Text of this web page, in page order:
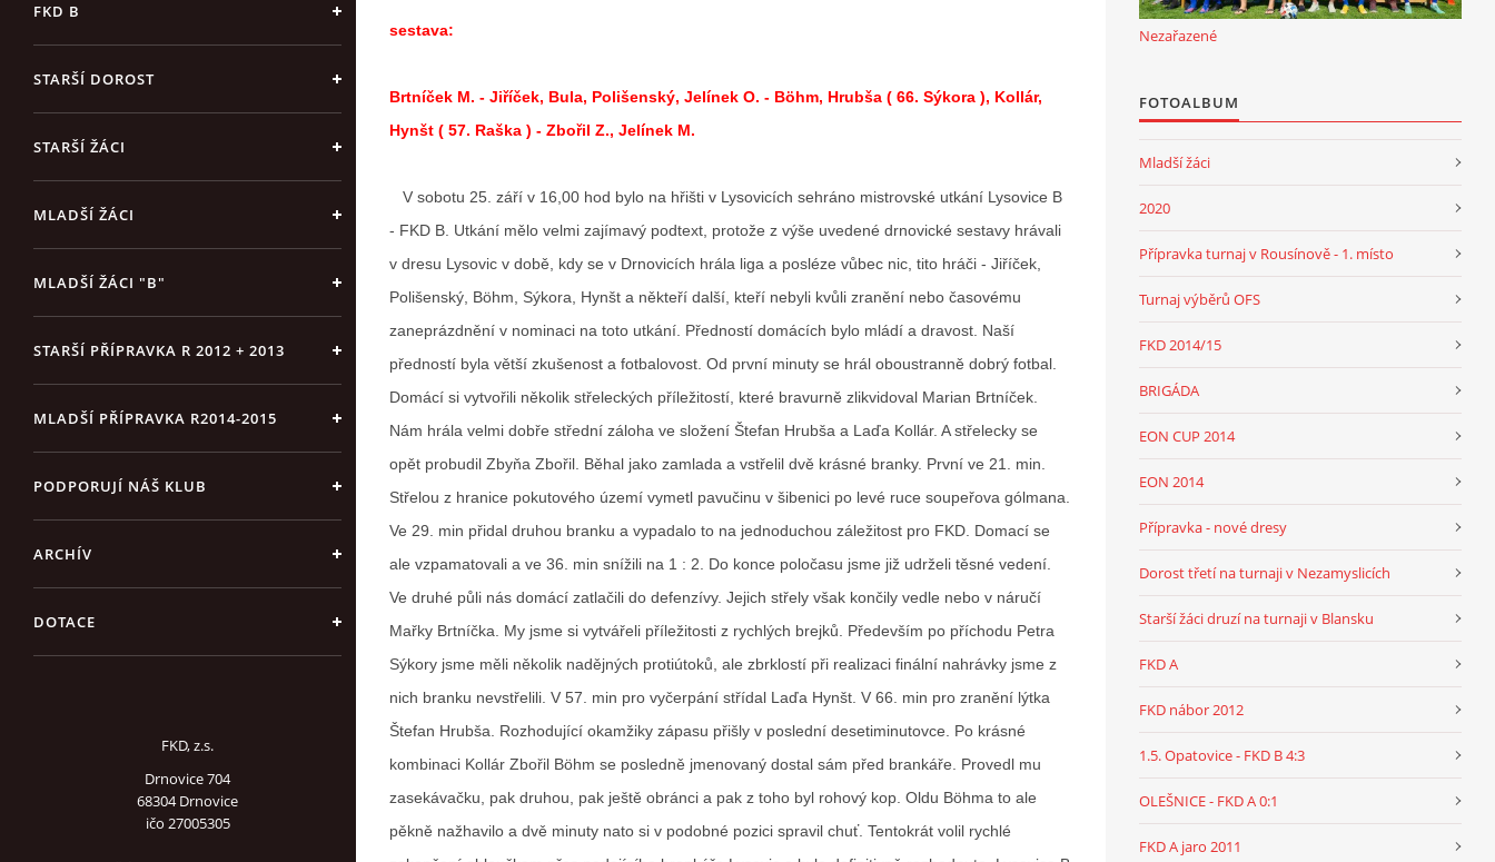
FKD B
STARŠÍ DOROST
STARŠÍ ŽÁCI
MLADŠÍ ŽÁCI
MLADŠÍ ŽÁCI "B"
STARŠÍ PŘÍPRAVKA R 2012 + 2013
MLADŠÍ PŘÍPRAVKA R2014-2015
PODPORUJÍ NÁŠ KLUB
ARCHÍV
DOTACE
FKD, z.s.
Drnovice 704
68304 Drnovice
ičo 27005305
sestava:
Brtníček M. - Jiříček, Bula, Polišenský, Jelínek O. - Böhm, Hrubša ( 66. Sýkora ), Kollár,
Hynšt ( 57. Raška ) - Zbořil Z., Jelínek M.
V sobotu 25. září v 16,00 hod bylo na hřišti v Lysovicích sehráno mistrovské utkání Lysovice B
- FKD B. Utkání mělo velmi zajímavý podtext, protože z výše uvedené drnovické sestavy hrávali
v dresu Lysovic v době, kdy se v Drnovicích hrála liga a posléze vůbec nic, tito hráči - Jiříček,
Polišenský, Böhm, Sýkora, Hynšt a někteří další, kteří nebyli kvůli zranění nebo časovému
zaneprázdnění v nominaci na toto utkání. Předností domácích bylo mládí a dravost. Naší
předností byla větší zkušenost a fotbalovost. Od první minuty se hrál oboustranně dobrý fotbal.
Domácí si vytvořili několik střeleckých příležitostí, které bravurně zlikvidoval Marian Brtníček.
Nám hrála velmi dobře střední záloha ve složení Štefan Hrubša a Laďa Kollár. A střelecky se
opět probudil Zbyňa Zbořil. Běhal jako zamlada a vstřelil dvě krásné branky. První ve 21. min.
Střelou z hranice pokutového území vymetl pavučinu v šibenici po levé ruce soupeřova gólmana.
Ve 29. min přidal druhou branku a vypadalo to na jednoduchou záležitost pro FKD. Domací se
ale vzpamatovali a ve 36. min snížili na 1 : 2. Do konce poločasu jsme již udrželi těsné vedení.
Ve druhé půli nás domácí zatlačili do defenzívy. Jejich střely však končily vedle nebo v náručí
Mařky Brtníčka. My jsme si vytvářeli příležitosti z rychlých brejků. Především po příchodu Petra
Sýkory jsme měli několik nadějných protiútoků, ale zbrklostí při realizaci finální nahrávky jsme z
nich branku nevstřelili. V 57. min pro vyčerpání střídal Laďa Hynšt. V 66. min pro zranění lýtka
Štefan Hrubša. Rozhodující okamžiky zápasu přišly v poslední desetiminutovce. Po krásné
kombinaci Kollár Zbořil Böhm se posledně jmenovaný dostal sám před brankáře. Provedl mu
zasekávačku, pak druhou, pak ještě obránci a pak z toho byl rohový kop. Oldu Böhma to ale
pěkně nažhavilo a dvě minuty nato si v podobné pozici spravil chuť. Tentokrát volil rychlé
Nezařazené
FOTOALBUM
Mladší žáci
2020
Přípravka turnaj v Rousínově - 1. místo
Turnaj výběrů OFS
FKD 2014/15
BRIGÁDA
EON CUP 2014
EON 2014
Přípravka - nové dresy
Dorost třetí na turnaji v Nezamyslicích
Starší žáci druzí na turnaji v Blansku
FKD A
FKD nábor 2012
1.5. Opatovice - FKD B 4:3
OLEŠNICE - FKD A 0:1
FKD A jaro 2011